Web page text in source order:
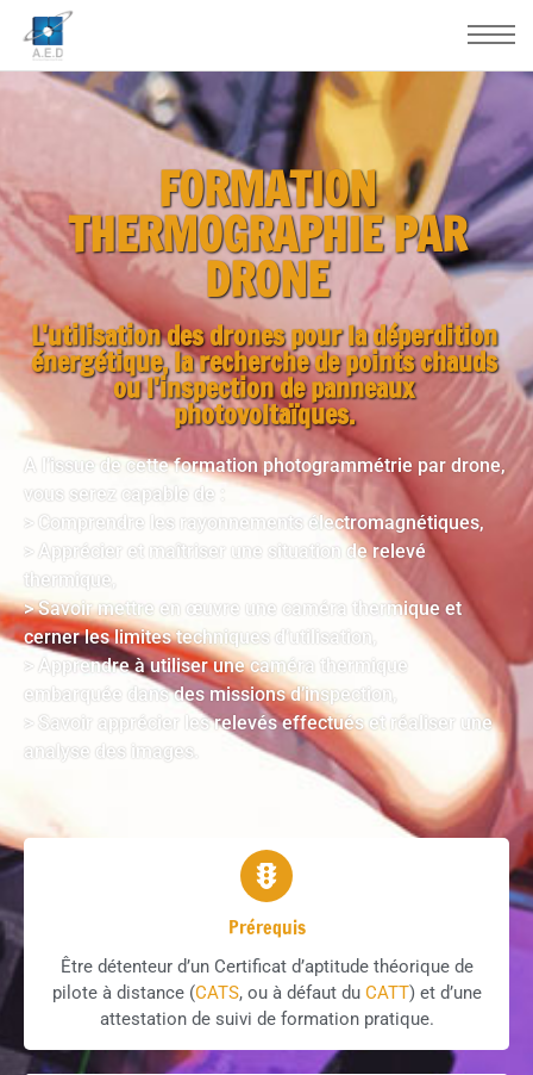
FORMATION
THERMOGRAPHIE PAR
DRONE
L'utilisation des drones pour la déperdition
énergétique, la recherche de points chauds
ou l'inspection de panneaux
photovoltaïques.
A l’issue de cette formation photogrammétrie par drone,
vous serez capable de :
> Comprendre les rayonnements électromagnétiques,
> Apprécier et maîtriser une situation de relevé
thermique,
> Savoir mettre en œuvre une caméra thermique et
cerner les limites techniques d’utilisation,
> Apprendre à utiliser une caméra thermique
embarquée dans des missions d’inspection,
> Savoir apprécier les relevés effectués et réaliser une
analyse des images.
Prérequis
Être détenteur d’un Certificat d’aptitude théorique de
pilote à distance (CATS, ou à défaut du CATT) et d’une
attestation de suivi de formation pratique.